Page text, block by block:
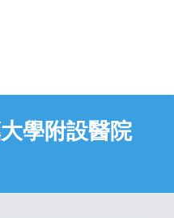
學附設醫院